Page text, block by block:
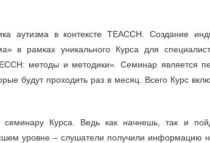
аутизма в контексте TEACCH. Создание
в рамках уникального Курса для
методы и методики». Семинар является
будут проходить раз в месяц. Всего Курс
Курса. Ведь как начнешь, так и
уровне – слушатели получили информацию